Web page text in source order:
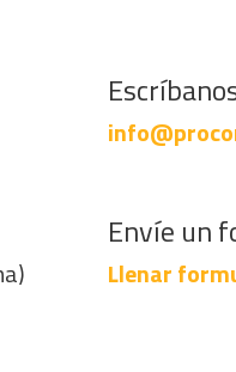
Envíe un
Llenar